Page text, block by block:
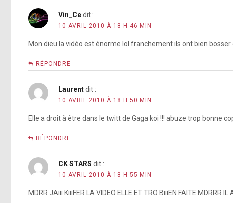
Vin_Cedit :
10 AVRIL 2010 À 18 H 46 MIN
Mon dieu la vidéo est énorme lol franchement ils ont bien
RÉPONDRE
Laurentdit :
10 AVRIL 2010 À 18 H 50 MIN
Elle a droit à être dans le twitt de Gaga koi !!! abuze trop bonne
RÉPONDRE
CK STARS dit :
10 AVRIL 2010 À 18 H 55 MIN
MDRR JAiii KiiiFER LA VIDEO ELLE ET TRO BiiiEN FAITE MDRRR IL